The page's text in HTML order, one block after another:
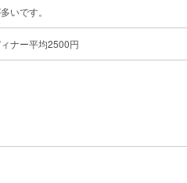
いです。
ナー平均2500円